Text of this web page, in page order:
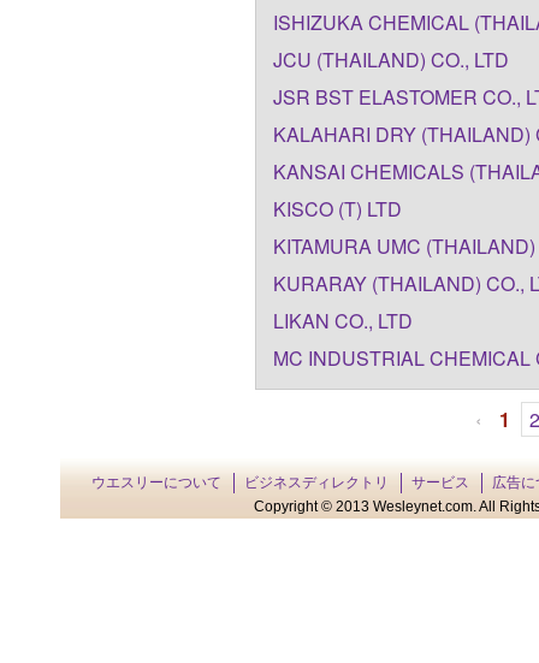
ISHIZUKA CHEMICAL
JCU (THAILAND) CO., LTD
JSR BST ELASTOMER CO.,
KALAHARI DRY (THAILAND)
KANSAI CHEMICALS
KISCO (T) LTD
KITAMURA UMC
KURARAY (THAILAND) CO.,
LIKAN CO., LTD
MC INDUSTRIAL CHEMICAL
‹ 1 2
ウエスリーについて ビジネスディレクトリ サービス
広告に
Copyright © 2013 Wesleynet.com. All